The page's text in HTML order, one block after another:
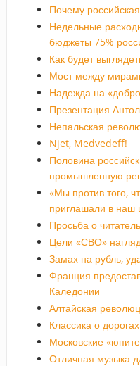
Почему
Недельные
бюджеты 75%
Как будет
Мост между
Надежда на
Презентация
Непальская
Njet, Medvedeff!
Половина
промышленную
«Мы против того,
приглашали в наш
Просьба о
Цели «СВО»
Замах на рубль,
Франция
Каледонии
Алтайская
Классика о
Московские
Отличная музыка